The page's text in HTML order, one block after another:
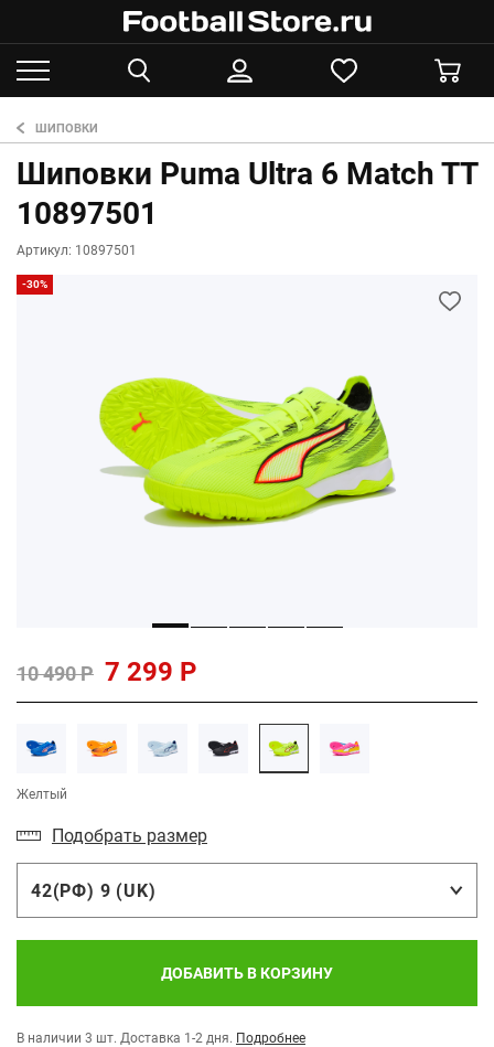
ШИПОВКИ
Шиповки Puma Ultra 6 Match TT
10897501
Артикул: 10897501
-30%
10 490 Р 7 299 Р
Желтый
Подобрать размер
42(РФ) 9 (UK)
ДОБАВИТЬ В КОРЗИНУ
В наличии 3 шт. Доставка 1-2 дня. Подробнее